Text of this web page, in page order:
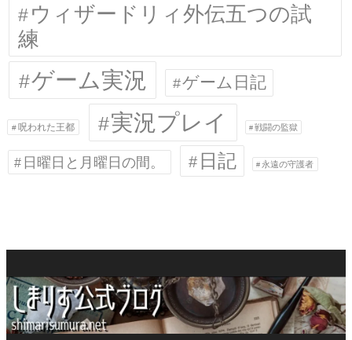
ウィザードリィ外伝五つの試
練
ゲーム実況 ゲーム日記
呪われた王都 実況プレイ 戦闘の監獄
日曜日と月曜日の間。 日記 永遠の守護者